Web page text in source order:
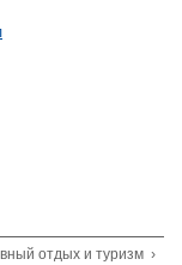
отдых и туризм ›